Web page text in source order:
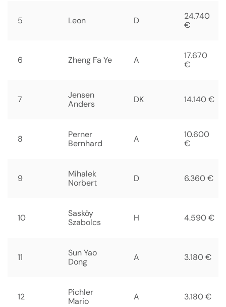
5 Leon D
24.740
€
6 Zheng Fa Ye A
17.670
€
7
Jensen
Anders
DK 14.140 €
8
Perner
Bernhard
A
10.600
€
9
Mihalek
Norbert
D 6.360 €
10
Sasköy
Szabolcs
H 4.590 €
11
Sun Yao
Dong
A 3.180 €
12
Pichler
Mario
A 3.180 €